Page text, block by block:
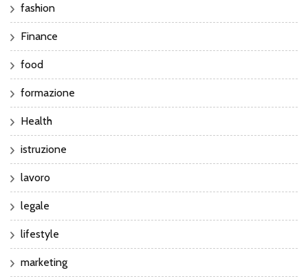
fashion
Finance
food
formazione
Health
istruzione
lavoro
legale
lifestyle
marketing